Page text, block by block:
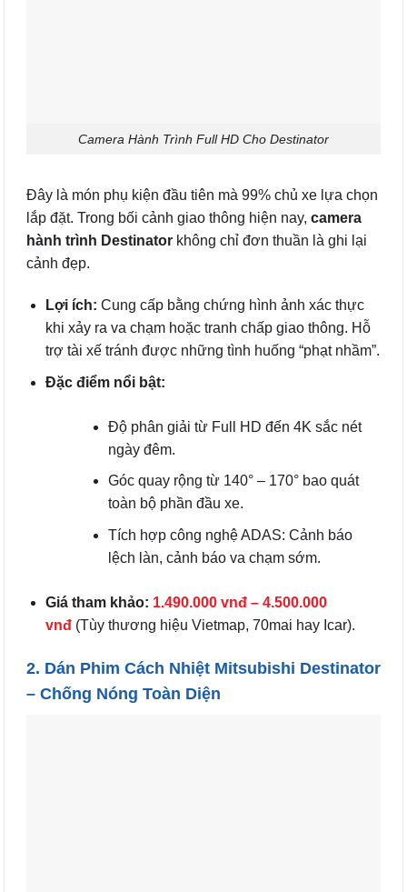
Camera Hành Trình Full HD Cho Destinator
Đây là món phụ kiện đầu tiên mà 99% chủ xe lựa chọn
lắp đặt. Trong bối cảnh giao thông hiện nay, camera
hành trình Destinator không chỉ đơn thuần là ghi lại
cảnh đẹp.
Lợi ích: Cung cấp bằng chứng hình ảnh xác thực
khi xảy ra va chạm hoặc tranh chấp giao thông. Hỗ
trợ tài xế tránh được những tình huống “phạt nhầm”.
Đặc điểm nổi bật:
Độ phân giải từ Full HD đến 4K sắc nét
ngày đêm.
Góc quay rộng từ 140° – 170° bao quát
toàn bộ phần đầu xe.
Tích hợp công nghệ ADAS: Cảnh báo
lệch làn, cảnh báo va chạm sớm.
Giá tham khảo: 1.490.000 vnđ – 4.500.000
vnđ (Tùy thương hiệu Vietmap, 70mai hay Icar).
2. Dán Phim Cách Nhiệt Mitsubishi Destinator
– Chống Nóng Toàn Diện